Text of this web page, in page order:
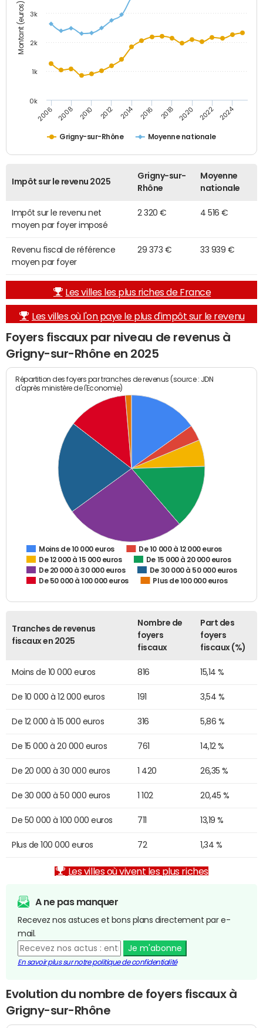
Montant (euros)
Grigny-sur-Rhône Moyenne nationale
2006 2008 2010 2012 2014 2016 2018 2020 2022 2024
0k
1k
2k
3k
Impôt sur le revenu 2025
Grigny-sur-
Rhône
Moyenne
nationale
Impôt sur le revenu net
moyen par foyer imposé
2 320 € 4 516 €
Revenu fiscal de référence
moyen par foyer
29 373 € 33 939 €
Les villes les plus riches de France
Les villes où l'on paye le plus d'impôt sur le revenu
Foyers fiscaux par niveau de revenus à
Grigny-sur-Rhône en 2025
Répartition des foyers par tranches de revenus (source : JDN
d'après ministère de l'Economie)
Moins de 10 000 euros
De 10 000 à 12 000 euros
De 12 000 à 15 000 euros
De 15 000 à 20 000 euros
De 20 000 à 30 000 euros
De 30 000 à 50 000 euros
De 50 000 à 100 000 euros
Plus de 100 000 euros
Tranches de revenus
fiscaux en 2025
Nombre de
foyers
fiscaux
Part des
foyers
fiscaux (%)
Moins de 10 000 euros 816 15,14 %
De 10 000 à 12 000 euros 191 3,54 %
De 12 000 à 15 000 euros 316 5,86 %
De 15 000 à 20 000 euros 761 14,12 %
De 20 000 à 30 000 euros 1 420 26,35 %
De 30 000 à 50 000 euros 1 102 20,45 %
De 50 000 à 100 000 euros 711 13,19 %
Plus de 100 000 euros 72 1,34 %
Les villes où vivent les plus riches
A ne pas manquer
Recevez nos astuces et bons plans directement par e-
mail.
Je m'abonne
En savoir plus sur notre politique de confidentialité
Evolution du nombre de foyers fiscaux à
Grigny-sur-Rhône